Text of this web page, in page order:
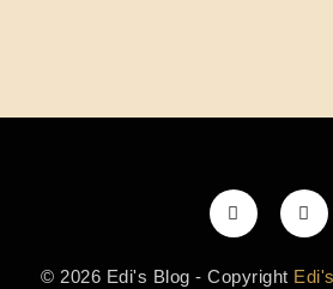
© 2026 Edi's Blog - Copyright